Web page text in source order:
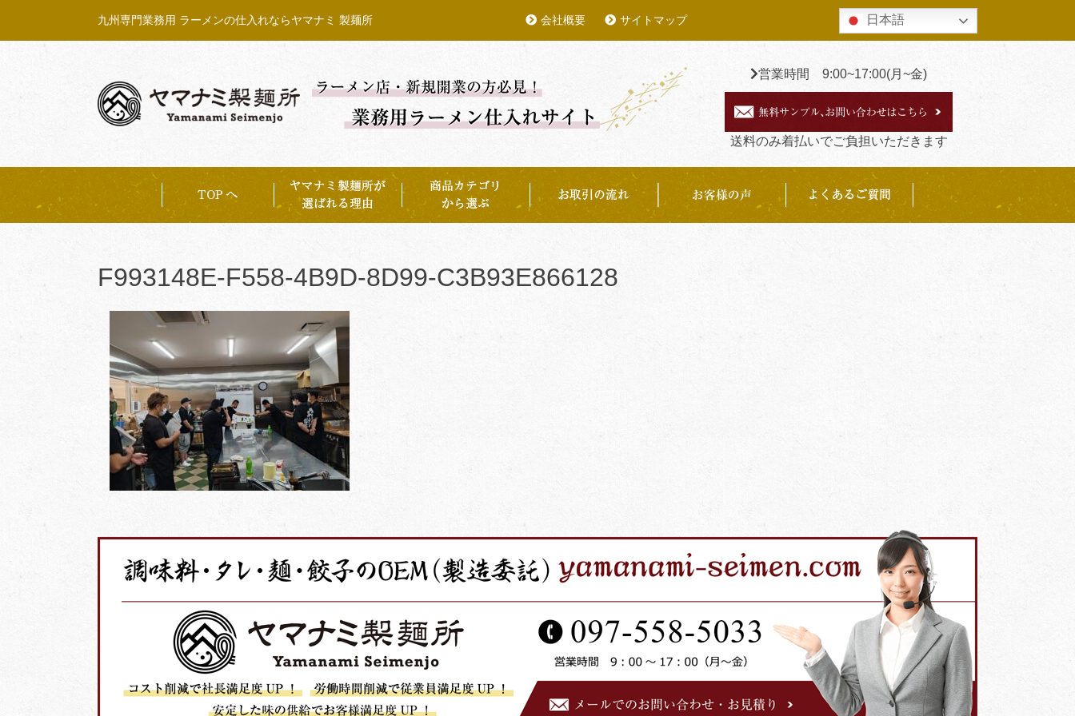
九州専門業務用 ラーメンの仕入れならヤマナミ 製麺所 会社概要 サイトマップ 日本語
営業時間 9:00~17:00(月~金)
送料のみ着払いでご負担いただきます
F993148E-F558-4B9D-8D99-C3B93E866128